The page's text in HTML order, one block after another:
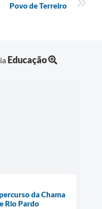
Povo de Terreiro
Educação
da Chama
Rio Pardo